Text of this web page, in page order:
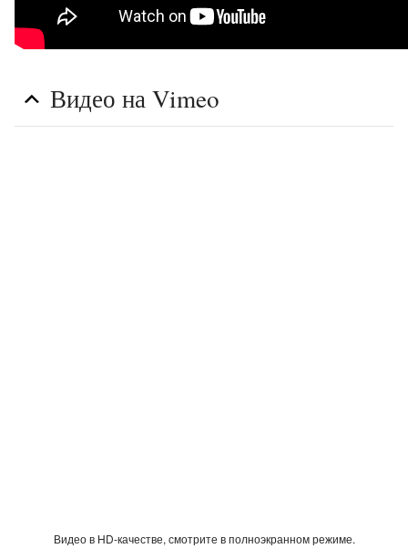
Видео на Vimeo
Видео в HD-качестве, смотрите в полноэкранном режиме.